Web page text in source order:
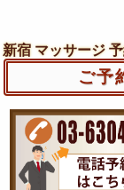
新宿 マッサージ
ご予